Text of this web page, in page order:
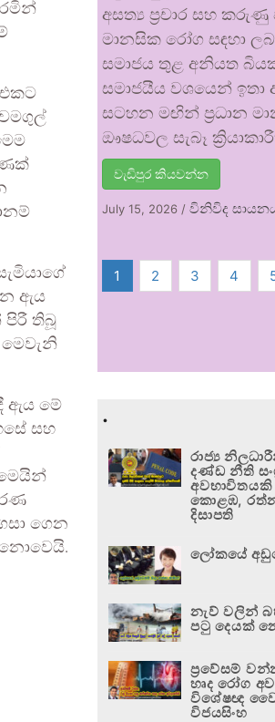
එකට
ඇය
පිරී තිබූ
ඇය මේ
සහ
ගෙන
අසත්‍ය ප්‍රචාර සහ
මානසික රෝග සඳහා
සමාජය තුළ අනියත
සමාජයීය වශයෙන්
සටහන මඟින් ප්‍රධාන
ඖෂධවල සැබෑ
වැඩිපුර කියවන්න
July 15, 2026 /විනිවිද
1 2 3 4
.
රාජ්‍ය
දණ්ඩ නීති
කොළඹ,
දිසාපති
ලෝකයේ
නැව් වලින්
පටු දෙයක්
ප්‍රවේසම්
හෘද රෝග
විශේෂඥ
විජයසිංහ